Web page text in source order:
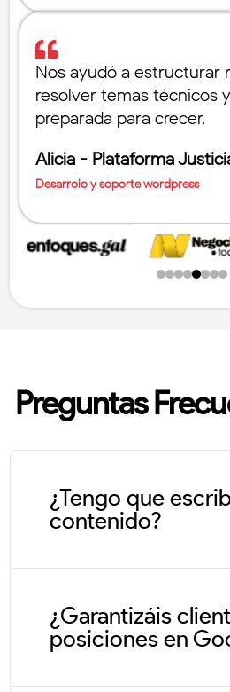

Nos ayudó a estructurar
resolver temas técnicos
preparada para crecer.
Alicia - Plataforma
Desarrolo y soporte wordpress
Preguntas
¿Tengo que
contenido?
¿Garantizáis
posiciones en